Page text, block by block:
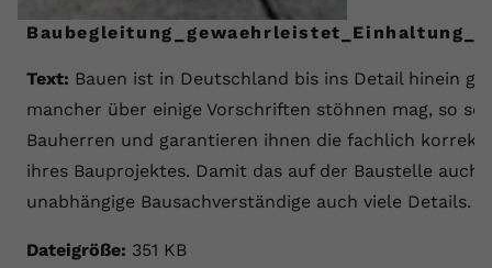
Text: Bauen ist in Deutschland bis ins Detail hinein
mancher über einige Vorschriften stöhnen mag, so
Bauherren und garantieren ihnen die fachlich
ihres Bauprojektes. Damit das auf der Baustelle auch
unabhängige Bausachverständige auch viele Details.
Dateigröße: 351 KB